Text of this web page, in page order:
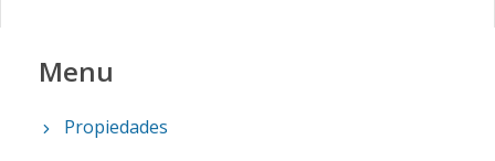
Menu
Propiedades